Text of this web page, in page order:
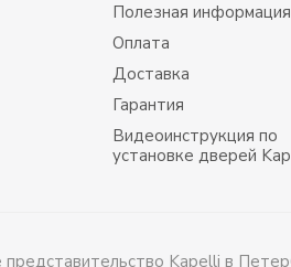
Полезная информация
Оплата
Доставка
Гарантия
Видеоинструкция по
установке дверей
Kapelli в